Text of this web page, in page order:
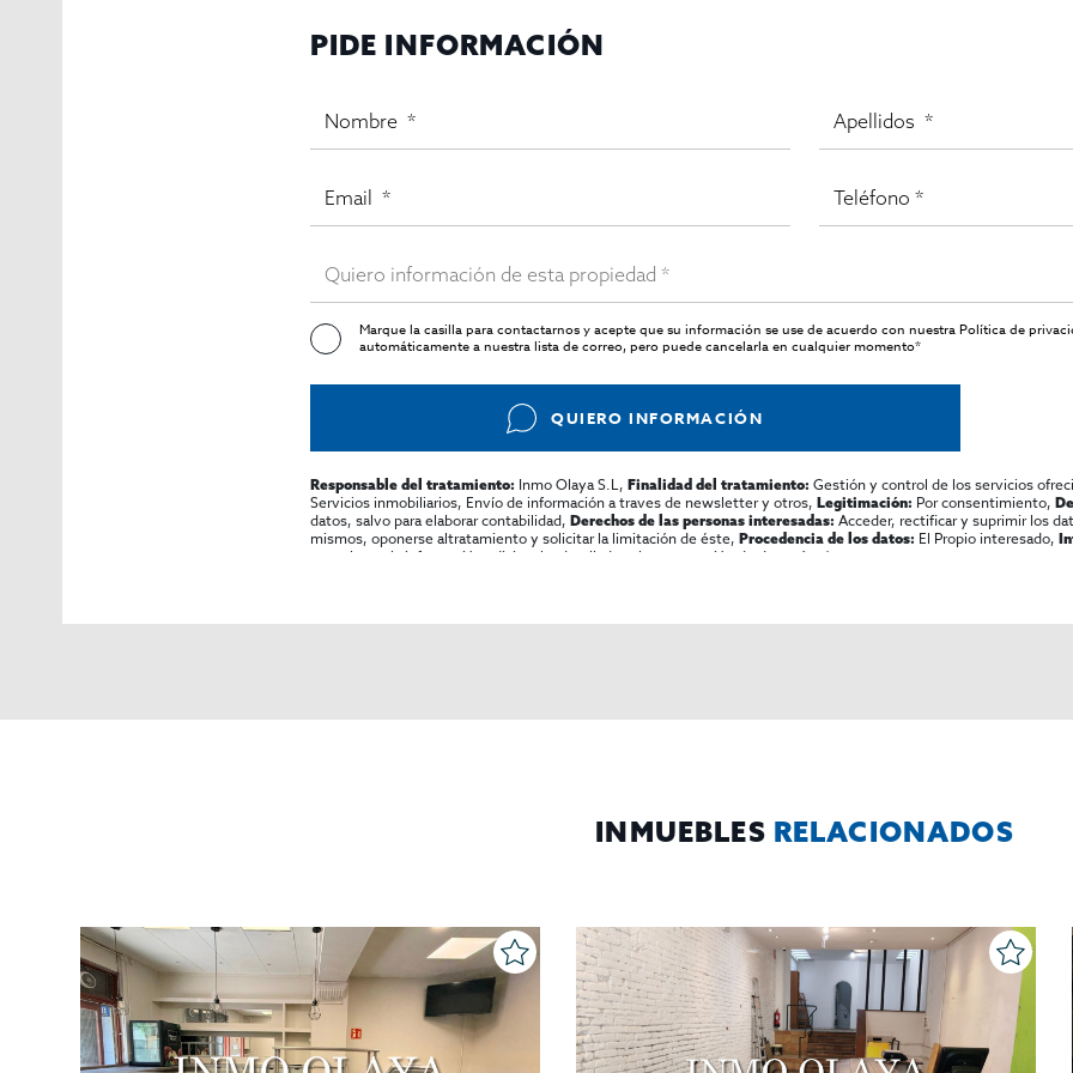
Una oportunidad única en el centro de Madrid
Para más información o concertar una visita, contacte conInmo Olaya, especialistas en alquiler y comercialización
PIDE INFORMACIÓN
Marque la casilla para contactarnos y acepte que su información se use de acuerdo con nuestraPolítica de
automáticamente a nuestra lista de correo, pero puede cancelarla en cualquier momento*
QUIERO INFORMACIÓN
Responsable del tratamiento: Inmo Olaya S.L, Finalidad del tratamiento: Gestión y control de los servicios
Servicios inmobiliarios, Envío de información a traves de newsletter y otros, Legitimación: Por consentimiento,
datos, salvo para elaborar contabilidad, Derechos de las personas interesadas: Acceder, rectificar y suprimir los
mismos, oponerse altratamiento y solicitar la limitación de éste, Procedencia de los datos: El Propio interesado,
consultarse la información adicional y detallada sobre protección de datos Aquí.
INMUEBLES RELACIONADOS